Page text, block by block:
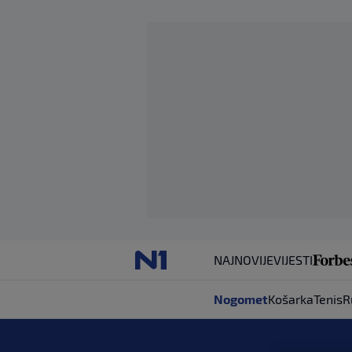
NAJNOVIJEVIJESTI
NogometKošarkaTenis